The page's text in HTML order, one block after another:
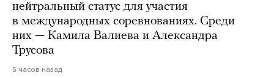
нейтральный статус для участия
в международных соревнованиях. Среди
них — Камила Валиева и Александра
Трусова
5 часов назад